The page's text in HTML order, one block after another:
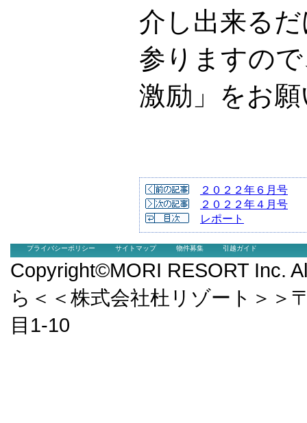
介し出来る
参りますの
激励」をお
２０２２年６月号
２０２２年４月号
レポート
プライバシーポリシー サイトマップ 物件募集 引越ガイド
Copyright©MORI RESORT Inc.
ら＜＜株式会社杜リゾート＞＞
目1-10